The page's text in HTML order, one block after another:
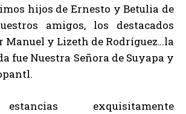
hijos de Ernesto y Betulia de
amigos, los destacados
y Lizeth de Rodríguez…la
fue Nuestra Señora de Suyapa y
exquisitamente